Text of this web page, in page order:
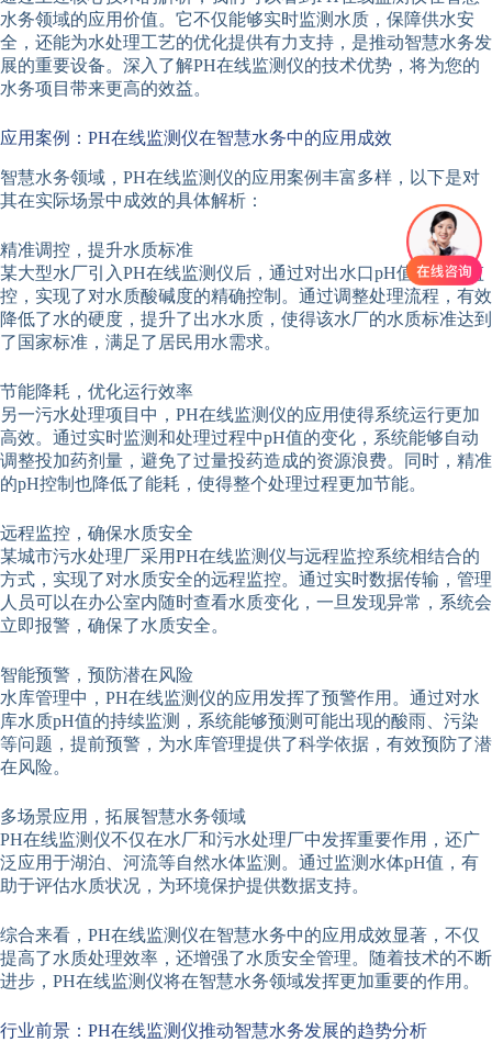
水务领域的应用价值。它不仅能够实时监测水质，保障供水安
全，还能为水处理工艺的优化提供有力支持，是推动智慧水务发
展的重要设备。深入了解PH在线监测仪的技术优势，将为您的
水务项目带来更高的效益。
应用案例：PH在线监测仪在智慧水务中的应用成效
智慧水务领域，PH在线监测仪的应用案例丰富多样，以下是对
其在实际场景中成效的具体解析：
精准调控，提升水质标准
某大型水厂引入PH在线监测仪后，通过对出水口pH值的实时监
控，实现了对水质酸碱度的精确控制。通过调整处理流程，有效
降低了水的硬度，提升了出水水质，使得该水厂的水质标准达到
了国家标准，满足了居民用水需求。
节能降耗，优化运行效率
另一污水处理项目中，PH在线监测仪的应用使得系统运行更加
高效。通过实时监测和处理过程中pH值的变化，系统能够自动
调整投加药剂量，避免了过量投药造成的资源浪费。同时，精准
的pH控制也降低了能耗，使得整个处理过程更加节能。
远程监控，确保水质安全
某城市污水处理厂采用PH在线监测仪与远程监控系统相结合的
方式，实现了对水质安全的远程监控。通过实时数据传输，管理
人员可以在办公室内随时查看水质变化，一旦发现异常，系统会
立即报警，确保了水质安全。
智能预警，预防潜在风险
水库管理中，PH在线监测仪的应用发挥了预警作用。通过对水
库水质pH值的持续监测，系统能够预测可能出现的酸雨、污染
等问题，提前预警，为水库管理提供了科学依据，有效预防了潜
在风险。
多场景应用，拓展智慧水务领域
PH在线监测仪不仅在水厂和污水处理厂中发挥重要作用，还广
泛应用于湖泊、河流等自然水体监测。通过监测水体pH值，有
助于评估水质状况，为环境保护提供数据支持。
综合来看，PH在线监测仪在智慧水务中的应用成效显著，不仅
提高了水质处理效率，还增强了水质安全管理。随着技术的不断
进步，PH在线监测仪将在智慧水务领域发挥更加重要的作用。
行业前景：PH在线监测仪推动智慧水务发展的趋势分析